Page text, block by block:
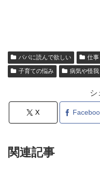
パパに読んで欲しい 仕
子育ての悩み
病気や怪我
シ
X
関連記事